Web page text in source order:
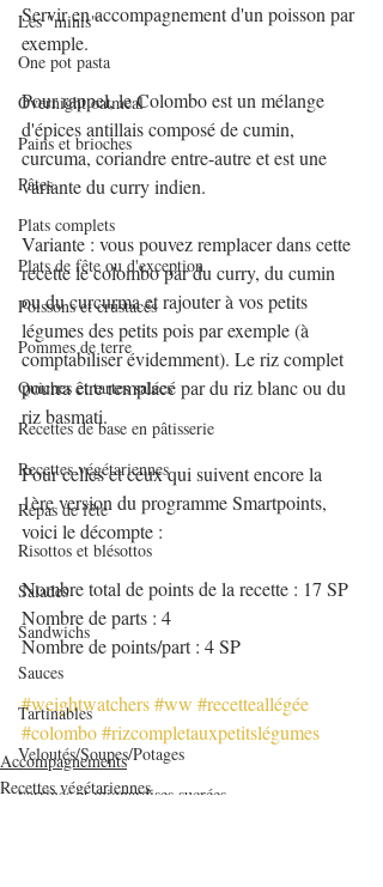
Les "minis"
One pot pasta
Overnight oatmeal
Pains et brioches
Pâtes
Plats complets
Plats de fête ou d'exception
Poissons et crustacés
Pommes de terre
Quiches et tartes salées
Recettes de base en pâtisserie
Recettes végétariennes
Repas de fête
Risottos et blésottos
Salades
Sandwichs
Sauces
Tartinables
Veloutés/Soupes/Potages
verrines et mignardises sucrées
Servir en accompagnement d'un poisson par
exemple.
Pour rappel, le Colombo est un mélange
d'épices antillais composé de cumin,
curcuma, coriandre entre-autre et est une
variante du curry indien.
Variante : vous pouvez remplacer dans cette
recette le colombo par du curry, du cumin
ou du curcurma et rajouter à vos petits
légumes des petits pois par exemple (à
comptabiliser évidemment). Le riz complet
pourra être remplacé par du riz blanc ou du
riz basmati.
Pour celles et ceux qui suivent encore la
1ère version du programme Smartpoints,
voici le décompte :
Nombre total de points de la recette : 17 SP
Nombre de parts : 4
Nombre de points/part : 4 SP
#weightwatchers#ww #recetteallégée
#colombo#rizcompletauxpetitslégumes
Accompagnements
Recettes végétariennes